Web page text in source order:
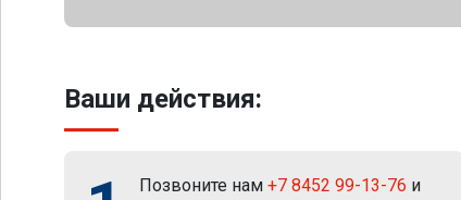
Ваши действия:
Позвоните нам +7 8452 99-13-76 и